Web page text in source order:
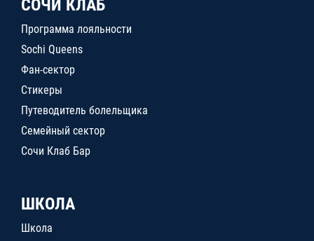
СОЧИ КЛАБ
Программа лояльности
Sochi Queens
Фан-сектор
Стикеры
Путеводитель болельщика
Семейный сектор
Сочи Клаб Бар
ШКОЛА
Школа